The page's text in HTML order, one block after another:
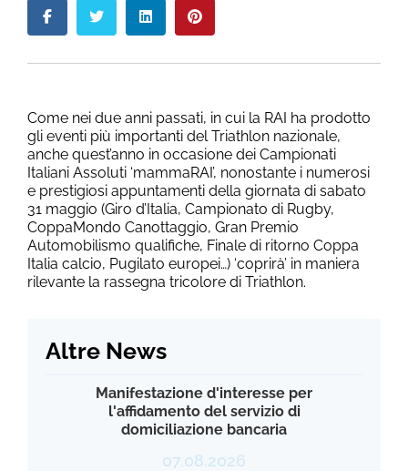
Come nei due anni passati, in cui la RAI ha prodotto
gli eventi più importanti del Triathlon nazionale,
anche quest’anno in occasione dei Campionati
Italiani Assoluti ‘mammaRAI’, nonostante i numerosi
e prestigiosi appuntamenti della giornata di sabato
31 maggio (Giro d’Italia, Campionato di Rugby,
CoppaMondo Canottaggio, Gran Premio
Automobilismo qualifiche, Finale di ritorno Coppa
Italia calcio, Pugilato europei…) ‘coprirà’ in maniera
rilevante la rassegna tricolore di Triathlon.
Altre News
Manifestazione d'interesse per
l'affidamento del servizio di
domiciliazione bancaria
07.08.2026